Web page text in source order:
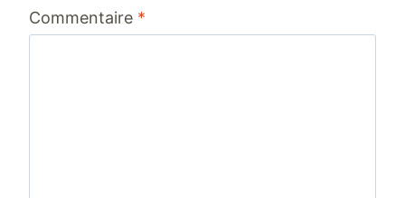
Commentaire *